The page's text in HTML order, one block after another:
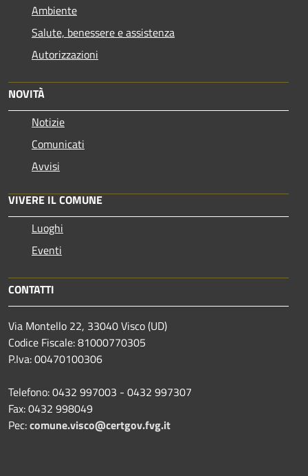
Ambiente
Salute, benessere e assistenza
Autorizzazioni
NOVITÀ
Notizie
Comunicati
Avvisi
VIVERE IL COMUNE
Luoghi
Eventi
CONTATTI
Via Montello 22, 33040 Visco (UD)
Codice Fiscale: 81000770305
P.Iva: 00470100306
Telefono: 0432 997003 - 0432 997307
Fax: 0432 998049
Pec:comune.visco@certgov.fvg.it